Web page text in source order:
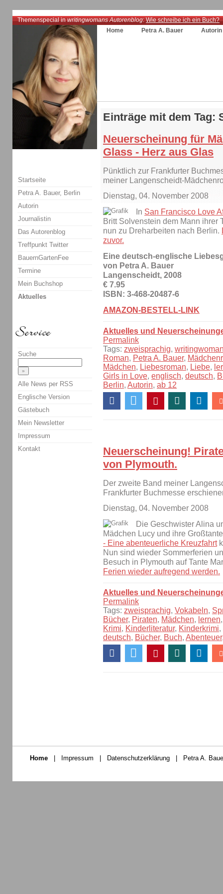
Themenspecial inwritingwomans Autorenblog:Wie schreibe ich ein Buch?
Home
Petra A. Bauer Autorin
Einträge mit dem Tag:
Neuerscheinung für
Glass - Herz aus Glas
Pünktlich zur Frankfurter
meiner Langenscheidt-
Dienstag, 04. November 2008
In San Francisco Love
Britt Solvenstein dem Mann ihrer
nun zu Dreharbeiten nach Berlin.
zuvor.
Eine deutsch-englische
von Petra A. Bauer
Langenscheidt, 2008
€ 7.95
ISBN: 3-468-20487-6
AMAZON-BESTELL-LINK
Aktuelles und
Permalink
Tags: zweisprachig,
Roman, Petra A. Bauer,
Mädchen, Liebesroman, Liebe,
Girls in Love, englisch, deutsch,
Berlin, Autorin, ab 12
Neuerscheinung!
von Plymouth.
Der zweite Band meiner
Frankfurter Buchmesse
Dienstag, 04. November 2008
Die Geschwister Alina
Mädchen Lucy und ihre
- Eine abenteuerliche Kreuzfahrt
Nun sind wieder Sommerferien
Besuch in Plymouth auf Tante
Ferien wieder aufregend werden.
Aktuelles und
Permalink
Tags: zweisprachig, Vokabeln,
Bücher, Piraten, Mädchen, lernen
Krimi, Kinderliteratur, Kinderkrimi,
deutsch, Bücher, Buch, Abenteuer
Startseite
Petra A. Bauer, Berlin
Autorin
Journalistin
Das Autorenblog
Treffpunkt Twitter
BauernGartenFee
Termine
Mein Buchshop
Aktuelles
Suche
Alle News per RSS
Englische Version
Gästebuch
Mein Newsletter
Impressum
Kontakt
Home | Impressum | Datenschutzerklärung | Petra A.